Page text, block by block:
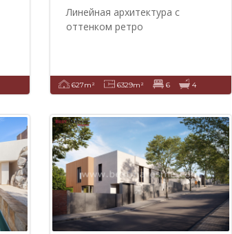
Линейная архитектура с
оттенком ретро
627m² 6329m² 6 4